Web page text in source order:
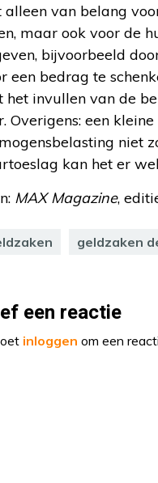
alleen van belang
maar ook voor de
bijvoorbeeld
een bedrag te
het invullen van de
Overigens: een
niet
kan het er
MAX Magazine,
geldzaken
een reactie
inloggen om een